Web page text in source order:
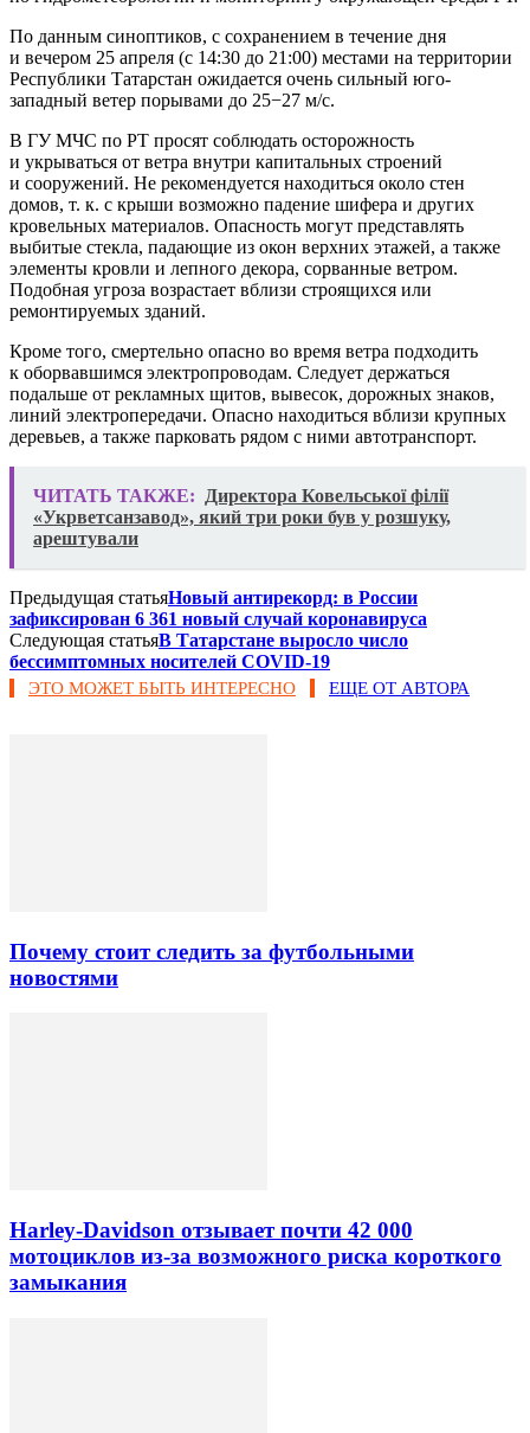
По данным синоптиков, с сохранением в течение дня
и вечером 25 апреля (с 14:30 до 21:00) местами на территории
Республики Татарстан ожидается очень сильный юго-
западный ветер порывами до 25−27 м/с.
В ГУ МЧС по РТ просят соблюдать осторожность
и укрываться от ветра внутри капитальных строений
и сооружений. Не рекомендуется находиться около стен
домов, т. к. с крыши возможно падение шифера и других
кровельных материалов. Опасность могут представлять
выбитые стекла, падающие из окон верхних этажей, а также
элементы кровли и лепного декора, сорванные ветром.
Подобная угроза возрастает вблизи строящихся или
ремонтируемых зданий.
Кроме того, смертельно опасно во время ветра подходить
к оборвавшимся электропроводам. Следует держаться
подальше от рекламных щитов, вывесок, дорожных знаков,
линий электропередачи. Опасно находиться вблизи крупных
деревьев, а также парковать рядом с ними автотранспорт.
ЧИТАТЬ ТАКЖЕ:
Директора Ковельської філії
«Укрветсанзавод», який три роки був у розшуку,
арештували
Предыдущая статьяНовый антирекорд: в России
зафиксирован 6 361 новый случай коронавируса
Следующая статьяВ Татарстане выросло число
бессимптомных носителей COVID-19
ЭТО МОЖЕТ БЫТЬ ИНТЕРЕСНО ЕЩЕ ОТ АВТОРА
Почему стоит следить за футбольными
новостями
Harley-Davidson отзывает почти 42 000
мотоциклов из-за возможного риска короткого
замыкания